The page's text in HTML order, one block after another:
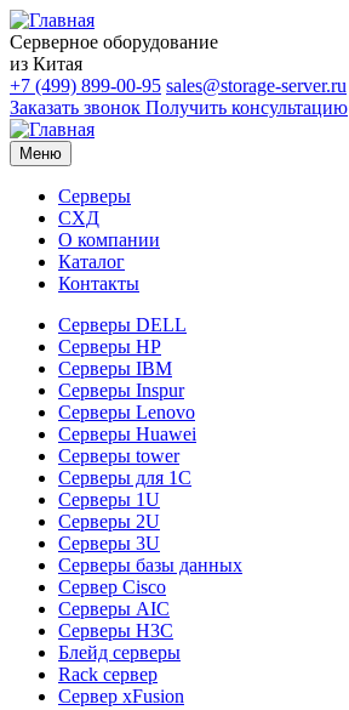
Серверное оборудование
из Китая
+7 (499) 899-00-95 sales@storage-server.ru
Заказать звонок Получить консультацию
Меню
Серверы
СХД
О компании
Каталог
Контакты
Серверы DELL
Серверы HP
Серверы IBM
Серверы Inspur
Серверы Lenovo
Серверы Huawei
Серверы tower
Серверы для 1C
Серверы 1U
Серверы 2U
Серверы 3U
Серверы базы данных
Сервер Cisco
Серверы AIC
Серверы H3C
Блейд серверы
Rack сервер
Сервер xFusion